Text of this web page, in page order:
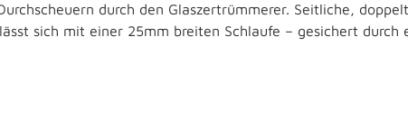
durch den Glaszertrümmerer. Seitliche,
sich mit einer 25mm breiten Schlaufe – gesichert